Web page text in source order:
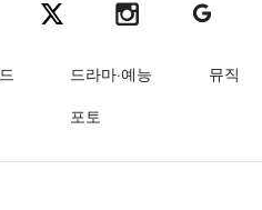
아 페이스북
텐아시아 엑스텐아시아 인스타그램
텐아시아
드라마·예능
뮤직
포토